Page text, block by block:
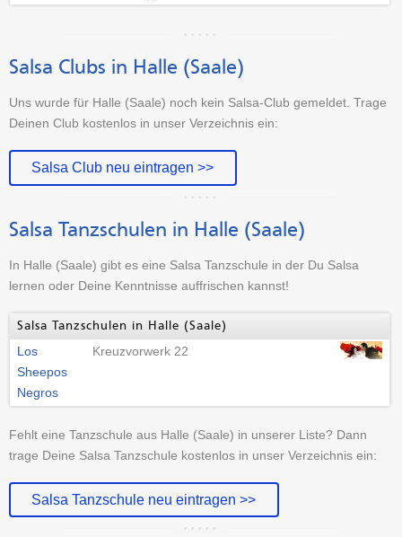
Salsa Clubs in Halle (Saale)
Uns wurde für Halle (Saale) noch kein Salsa-Club gemeldet. Trage
Deinen Club kostenlos in unser Verzeichnis ein:
Salsa Club neu eintragen >>
Salsa Tanzschulen in Halle (Saale)
In Halle (Saale) gibt es eine Salsa Tanzschule in der Du Salsa
lernen oder Deine Kenntnisse auffrischen kannst!
Salsa Tanzschulen in Halle (Saale)
Los
Sheepos
Negros
Kreuzvorwerk 22
Fehlt eine Tanzschule aus Halle (Saale) in unserer Liste? Dann
trage Deine Salsa Tanzschule kostenlos in unser Verzeichnis ein:
Salsa Tanzschule neu eintragen >>